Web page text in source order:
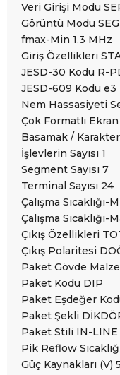
Veri Girişi Modu
Görüntü Modu
fmax-Min 1.3 MHz
Giriş Özellikleri
JESD-30 Kodu R-
JESD-609 Kodu e3
Nem Hassasiyeti
Çok Formatlı
Basamak / Karakter
İşlevlerin Sayısı 1
Segment Sayısı 7
Terminal Sayısı 24
Çalışma Sıcaklığı-
Çalışma Sıcaklığı-
Çıkış Özellikleri
Çıkış Polaritesi
Paket Gövde
Paket Kodu DIP
Paket Eşdeğer
Paket Şekli
Paket Stili IN-LINE
Pik Reflow
Güç Kaynakları (V) 5